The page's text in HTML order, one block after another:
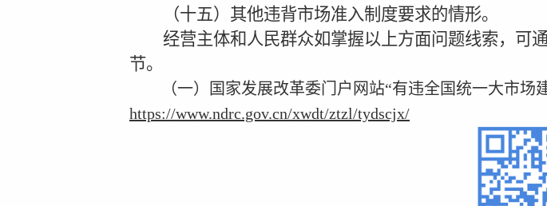
（十五）其他违背市场准入制度要求的情形。
经营主体和人民群众如掌握以上方面问题线索，可
节。
（一） 国家发展改革委门户网站“有违全国统一大市场
https://www.ndrc.gov.cn/xwdt/ztzl/tydscjx/